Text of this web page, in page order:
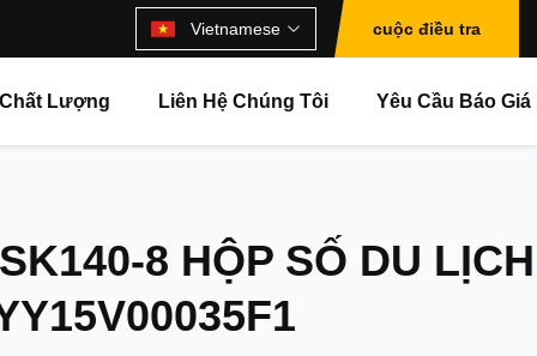
Vietnamese cuộc điều tra
Lượng Liên Hệ Chúng Tôi Yêu Cầu Báo Giá
8 HỘP SỐ DU LỊCH